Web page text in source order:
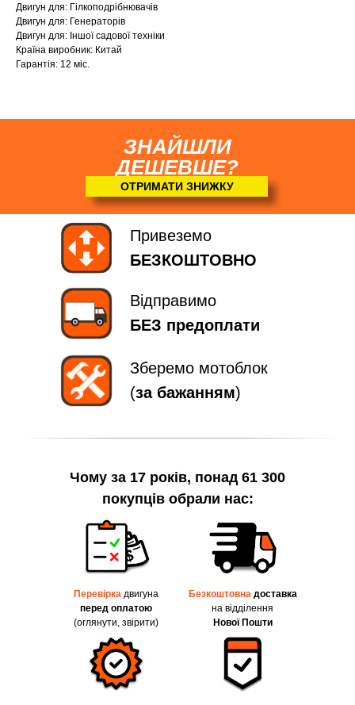
Двигун для: Гілкоподрібнювачів
Двигун для: Генераторів
Двигун для: Іншої садової техніки
Країна виробник: Китай
Гарантія: 12 міс.
ЗНАЙШЛИ
ДЕШЕВШЕ?
ОТРИМАТИ ЗНИЖКУ
Відправимо
БЕЗ предоплати
Привеземо
БЕЗКОШТОВНО
Зберемо мотоблок
(за бажанням)
Чому за 17 років, понад 61 300
покупців обрали нас:
Перевірка двигуна
перед оплатою
(оглянути, звірити)
Безкоштовна доставка
на відділення
Нової Пошти